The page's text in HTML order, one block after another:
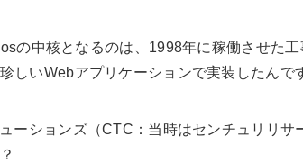
の中核となるのは、1998年に稼働させた
しいWebアプリケーションで実装したんで
ーションズ（CTC：当時はセンチュリリサ